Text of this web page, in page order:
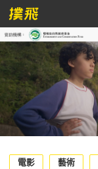
節目
主辦單位
關於撲飛
條款及細則
EN
電影
藝術